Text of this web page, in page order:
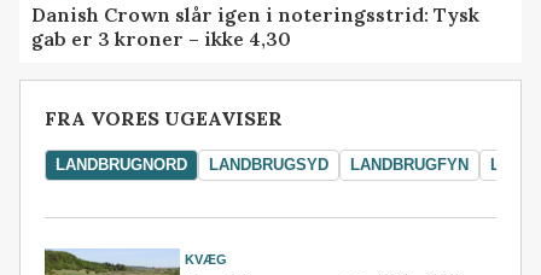
Danish Crown slår igen i noteringsstrid: Tysk
gab er 3 kroner – ikke 4,30
FRA VORES UGEAVISER
LANDBRUGNORD LANDBRUGSYD LANDBRUGFYN
KVÆG